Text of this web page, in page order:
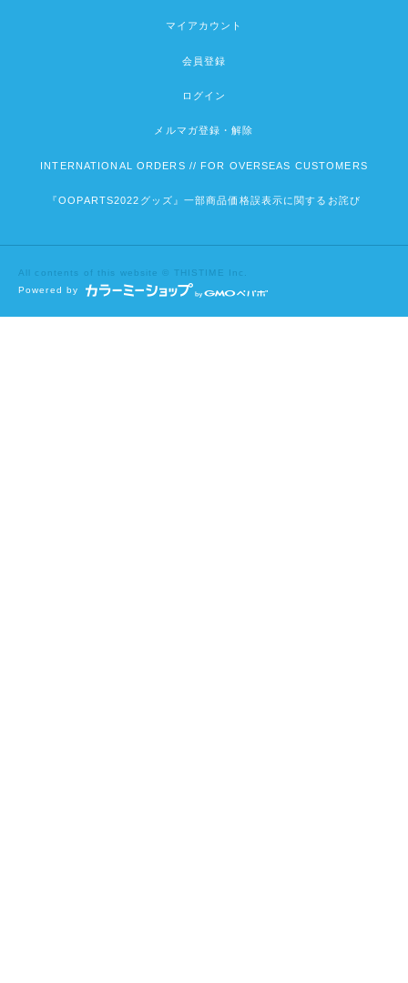
マイアカウント
会員登録
ログイン
メルマガ登録・解除
INTERNATIONAL ORDERS // FOR OVERSEAS CUSTOMERS
『OOPARTS2022グッズ』一部商品価格誤表示に関するお詫び
All contents of this website © THISTIME Inc.
Powered by